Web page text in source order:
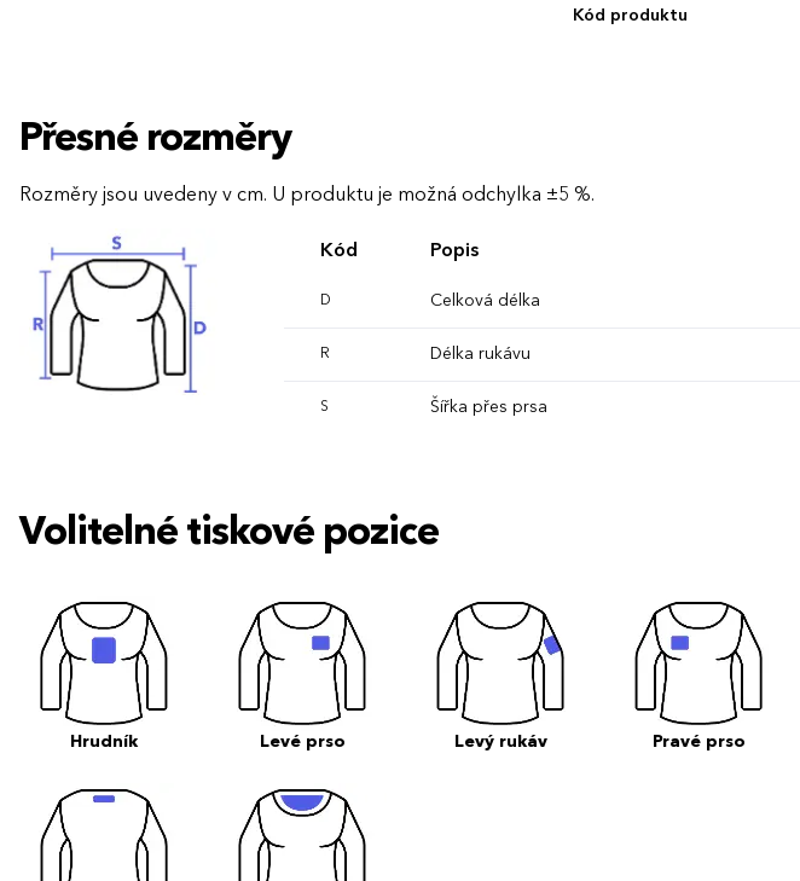
Kód produktu
Přesné rozměry
Rozměry jsou uvedeny v cm. U produktu je možná odchylka ±5 %.
Kód Popis
D Celková délka
R Délka rukávu
S Šířka přes prsa
Volitelné tiskové pozice
Hrudník Levé prso Levý rukáv Pravé prso